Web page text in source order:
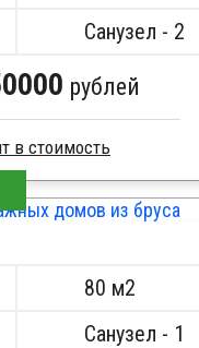
Санузел - 2
рублей
в стоимость
влажности
мм
джут
диаметр
80 м2
Санузел - 1